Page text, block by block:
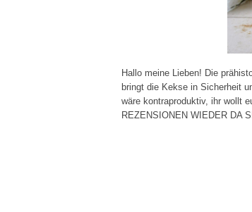
Hallo meine Lieben! Die
bringt die Kekse in Sicherheit
wäre kontraproduktiv, ihr wollt
REZENSIONEN WIEDER DA